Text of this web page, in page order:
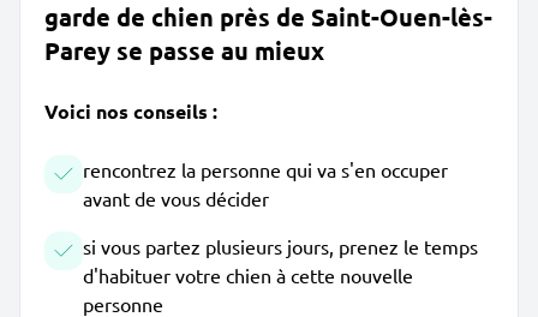
garde de chien près de Saint-Ouen-lès-
Parey se passe au mieux
Voici nos conseils :
rencontrez la personne qui va s'en occuper
avant de vous décider
si vous partez plusieurs jours, prenez le temps
d'habituer votre chien à cette nouvelle
personne